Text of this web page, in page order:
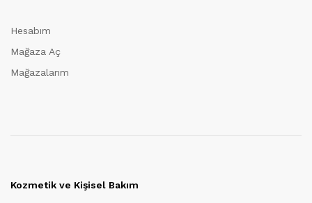
Hesabım
Mağaza Aç
Mağazalarım
Kozmetik ve Kişisel Bakım